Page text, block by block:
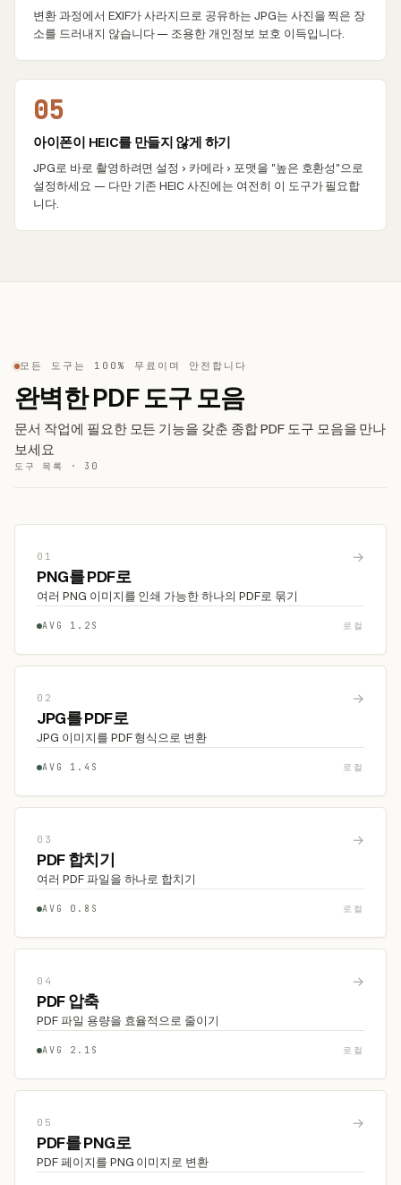
변환 과정에서 EXIF가 사라지므로 공유하는 JPG는 사진을 찍은 장
소를 드러내지 않습니다 — 조용한 개인정보 보호 이득입니다.
05
아이폰이 HEIC를 만들지 않게 하기
JPG로 바로 촬영하려면 설정 › 카메라 › 포맷을 "높은 호환성"으로
설정하세요 — 다만 기존 HEIC 사진에는 여전히 이 도구가 필요합
니다.
모든 도구는 100% 무료이며 안전합니다
완벽한 PDF 도구 모음
문서 작업에 필요한 모든 기능을 갖춘 종합 PDF 도구 모음을 만나
보세요
도구 목록 · 30
01 →
PNG를 PDF로
여러 PNG 이미지를 인쇄 가능한 하나의 PDF로 묶기
AVG 1.2S 로컬
02 →
JPG를 PDF로
JPG 이미지를 PDF 형식으로 변환
AVG 1.4S 로컬
03 →
PDF 합치기
여러 PDF 파일을 하나로 합치기
AVG 0.8S 로컬
04 →
PDF 압축
PDF 파일 용량을 효율적으로 줄이기
AVG 2.1S 로컬
05 →
PDF를 PNG로
PDF 페이지를 PNG 이미지로 변환